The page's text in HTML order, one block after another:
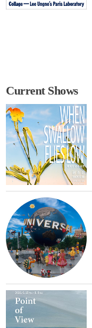
Current Shows